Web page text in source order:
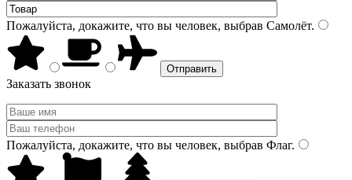
Пожалуйста, докажите, что вы человек, выбрав Самолёт.
Заказать звонок
Пожалуйста, докажите, что вы человек, выбрав Флаг.